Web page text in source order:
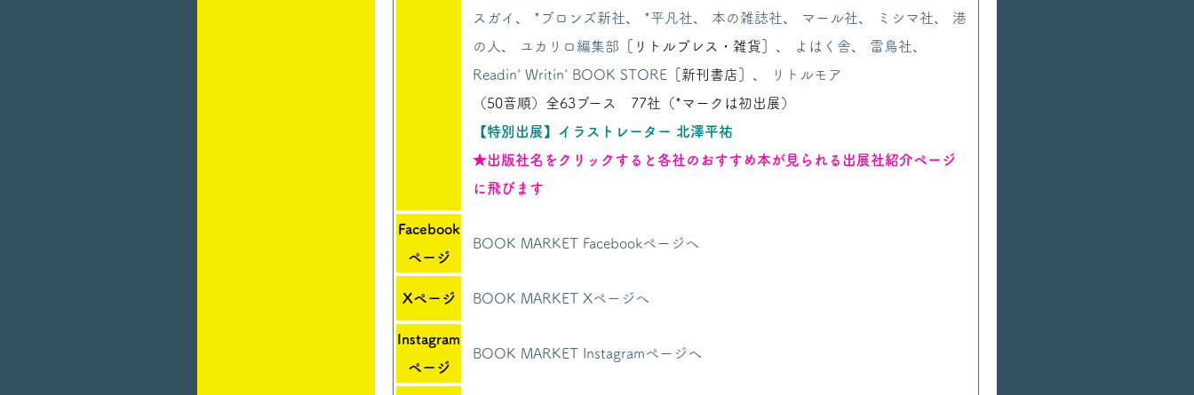
スガイ
*ブロンズ新社 *平凡社 本の雑誌社 マール社 ミシマ社
港
の人
ユカリロ編集部 ［リトルプレス・雑貨］、 よはく舎 雷鳥社
Readin' Writin' BOOK STORE ［新刊書店］、
リトルモア
（50音順）全63ブース 77社（*マークは初出展）
【特別出展】イラストレーター 北澤平祐
★出版社名をクリックすると各社のおすすめ本が見られる出展社紹介ページ
に飛びます
Facebook
ページ
BOOK MARKET Facebookページへ
Xページ BOOK MARKET Xページへ
Instagram
ページ
BOOK MARKET Instagramページへ